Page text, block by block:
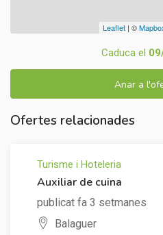
Leaflet | ©
Caduca el
Anar a
Ofertes relacionades
Turisme i Hoteleria
Auxiliar de cuina
publicat fa 3 setmanes
Balaguer